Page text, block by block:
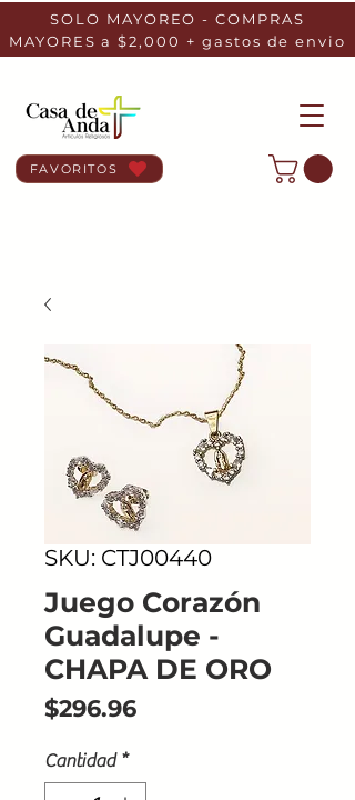
SOLO MAYOREO - COMPRAS
MAYORES a $2,000 + gastos de envio
FAVORITOS
SKU: CTJ00440
Juego Corazón
Guadalupe -
CHAPA DE ORO
$296.96Precio
Cantidad *